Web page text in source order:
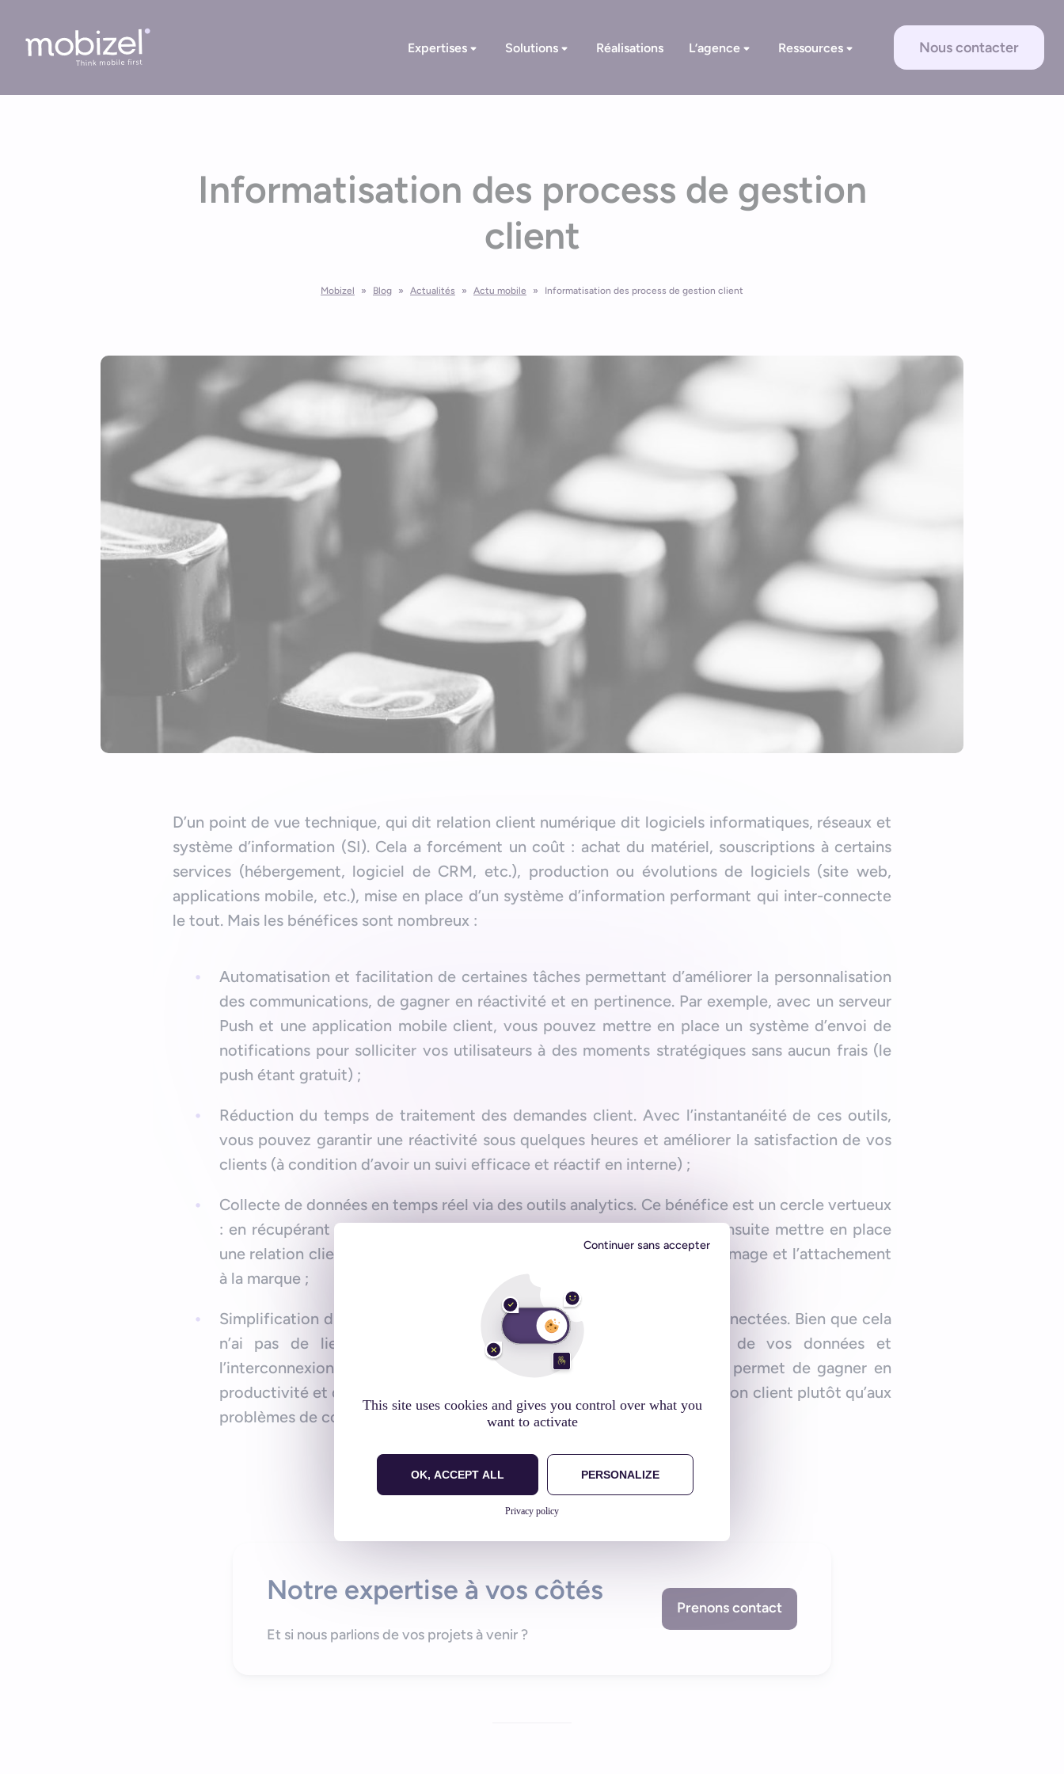
This site uses cookies and gives you control over what you
want to activate
OK, ACCEPT ALL
Continuer sans accepter
PERSONALIZE
Privacy policy
Expertises Solutions Réalisations L’agence Ressources Nous contacter
Informatisation des process de gestion
client
Mobizel » Blog » Actualités » Actu mobile » Informatisation des process de gestion client
D’un point de vue technique, qui dit relation client numérique dit logiciels informatiques, réseaux et
système d’information (SI). Cela a forcément un coût : achat du matériel, souscriptions à certains
services (hébergement, logiciel de CRM, etc.), production ou évolutions de logiciels (site web,
applications mobile, etc.), mise en place d’un système d’information performant qui inter-connecte
le tout. Mais les bénéfices sont nombreux :
Automatisation et facilitation de certaines tâches permettant d’améliorer la personnalisation
des communications, de gagner en réactivité et en pertinence. Par exemple, avec un serveur
Push et une application mobile client, vous pouvez mettre en place un système d’envoi de
notifications pour solliciter vos utilisateurs à des moments stratégiques sans aucun frais (le
push étant gratuit) ;
Réduction du temps de traitement des demandes client. Avec l’instantanéité de ces outils,
vous pouvez garantir une réactivité sous quelques heures et améliorer la satisfaction de vos
clients (à condition d’avoir un suivi efficace et réactif en interne) ;
Collecte de données en temps réel via des outils analytics. Ce bénéfice est un cercle vertueux
: en récupérant des données clients et/ou utilisateurs, vous pouvez ensuite mettre en place
une relation client très personnalisée qui va avoir un effet positif sur l’image et l’attachement
à la marque ;
Simplification du travail de vos collaborateurs avec des interfaces connectées. Bien que cela
n’ai pas de lien direct avec la relation client, la centralisation de vos données et
l’interconnexion de vos collaborateurs est un point intéressant. Cela permet de gagner en
productivité et donc de pouvoir consacrer plus de ressources à la relation client plutôt qu’aux
problèmes de communication interne.
Notre expertise à vos côtés
Et si nous parlions de vos projets à venir ?
Prenons contact